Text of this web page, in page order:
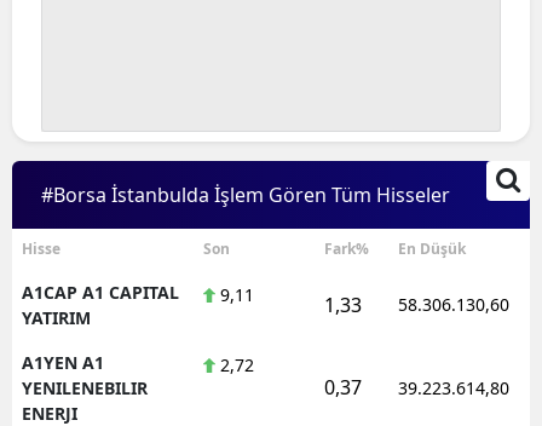
#Borsa İstanbulda İşlem Gören Tüm Hisseler
Hisse Son Fark% En Düşük
A1CAP A1 CAPITAL
YATIRIM
9,11 1,33 58.306.130,60
A1YEN A1
YENILENEBILIR
ENERJI
2,72
0,37 39.223.614,80